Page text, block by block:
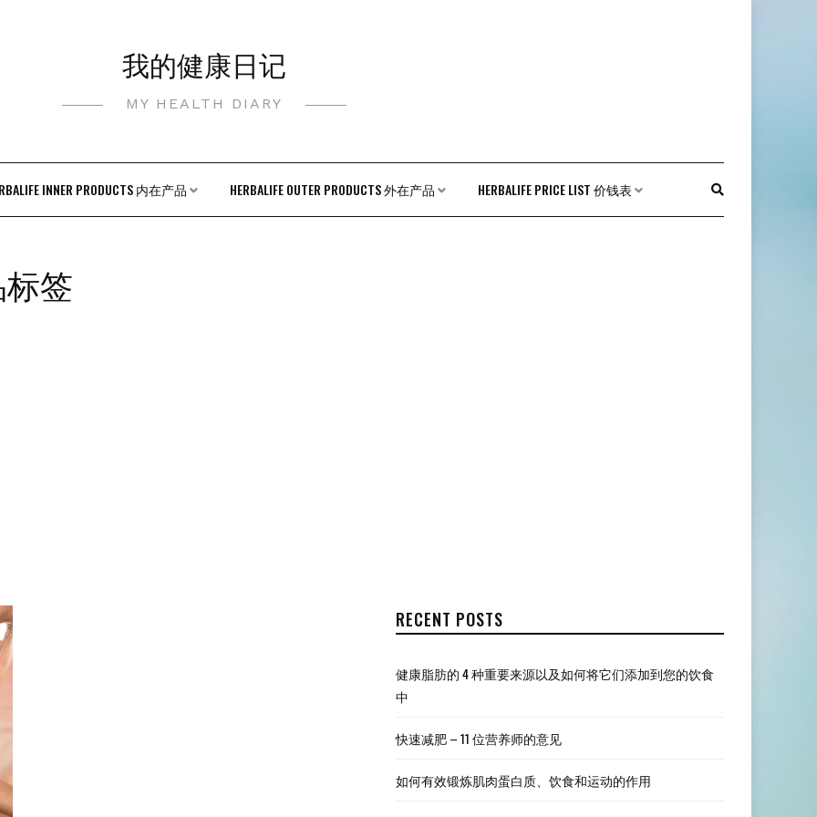
我的健康日记
MY HEALTH DIARY
INNER PRODUCTS 内在产品 HERBALIFE OUTER PRODUCTS 外在产品 HERBALIFE PRICE LIST 价钱表
签
RECENT POSTS
健康脂肪的 4 种重要来源以及如何将它们添加到您的饮食
中
快速减肥 – 11 位营养师的意见
如何有效锻炼肌肉蛋白质、饮食和运动的作用​